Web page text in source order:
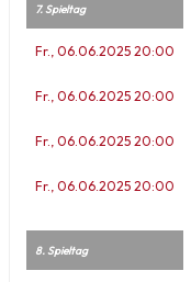
7. Spieltag
Fr., 06.06.2025 20:00
Fr., 06.06.2025 20:00
Fr., 06.06.2025 20:00
Fr., 06.06.2025 20:00
8. Spieltag